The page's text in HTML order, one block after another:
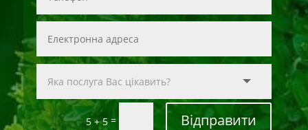
5 + 5= Відправити